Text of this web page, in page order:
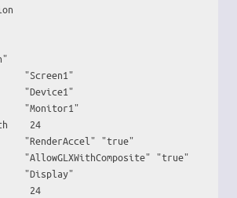
"Screen1"
"Device1"
"Monitor1"
24
"RenderAccel" "true"
"AllowGLXWithComposite" "true"
"Display"
24